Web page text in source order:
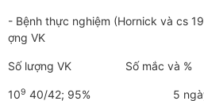
- Bệnh thực nghiệm (Hornick và cs
ợng VK
Số lư­­ợng VK Số mắc
109 40/42; 95% 5